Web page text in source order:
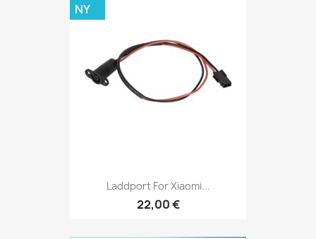
Laddport For Xiaomi...
22,00 €
NY